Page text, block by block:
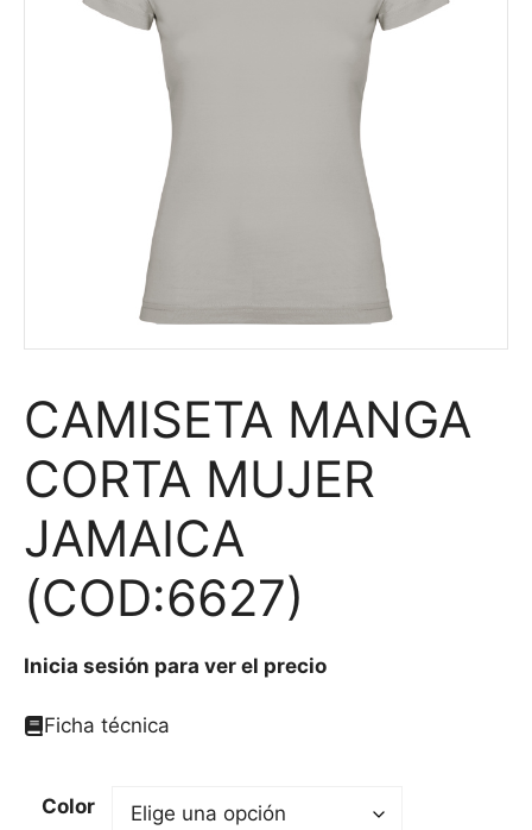
CAMISETA MANGA
CORTA MUJER
JAMAICA
(COD:6627)
Inicia sesión para ver el precio
Ficha técnica
Color